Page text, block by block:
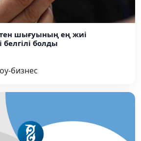
шығуының ең жиі
белгілі болды
бизнес